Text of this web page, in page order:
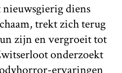
diens
trekt zich terug
zijn en vergroeit tot
onderzoekt
ervaringen